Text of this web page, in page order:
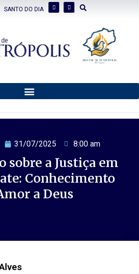
SANTO DO DIA
31/07/2025 8:00 am
sobre a Justiça em
Conhecimento
a Deus